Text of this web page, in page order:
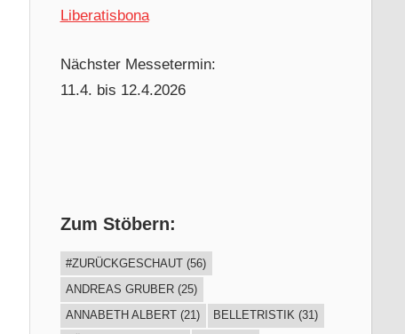
Liberatisbona
Nächster Messetermin:
11.4. bis 12.4.2026
Zum Stöbern:
#ZURÜCKGESCHAUT (56)
ANDREAS GRUBER (25)
ANNABETH ALBERT (21) BELLETRISTIK (31)